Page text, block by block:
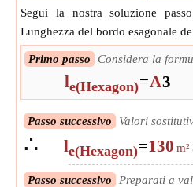
Segui la nostra soluzione
Lunghezza del bordo esagonale
Primo passo Considera la
le(Hexagon)=A3
Passo successivo Valori
∴ le(Hexagon)=130 m²
Passo successivo Preparati a